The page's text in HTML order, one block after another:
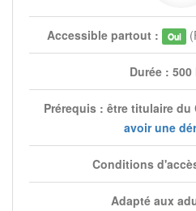
Accessible partout : Oui
Durée :
Prérequis : être titulaire du
avoir une
Conditions
Adapté aux